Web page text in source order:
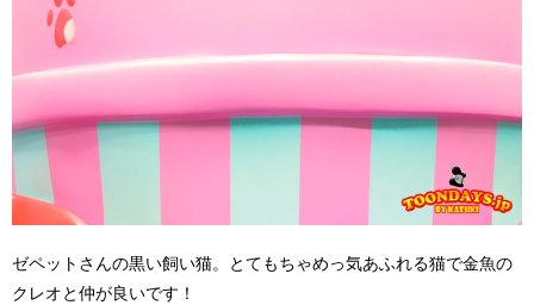
ゼペットさんの黒い飼い猫。とてもちゃめっ気あふれる猫で金魚の
クレオと仲が良いです！